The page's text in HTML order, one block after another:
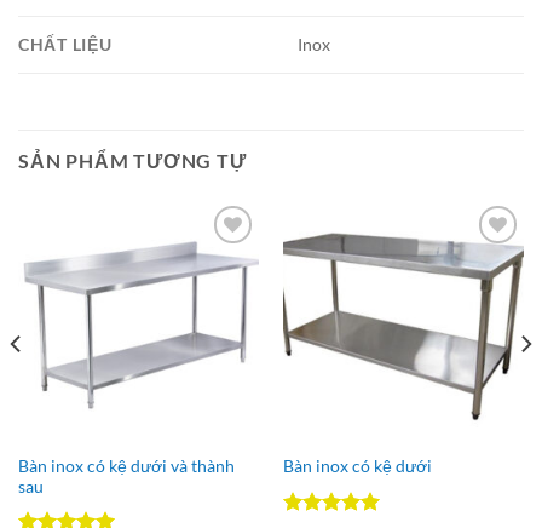
CHẤT LIỆU Inox
SẢN PHẨM TƯƠNG TỰ
Add to
Wishlist
Bàn inox có kệ dưới và thành
sau
Add to
Wishlist
Bàn inox có kệ dưới